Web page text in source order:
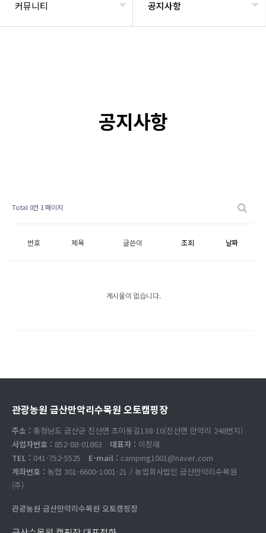
커뮤니티 공지사항
공지사항
Total 0건 1 페이지
번호 제목 글쓴이 조회 날짜
게시물이 없습니다.
관광농원 금산만악리수목원 오토캠핑장
주소 : 충청남도 금산군 진산면 초미동길138-10(진산면 만악리 248번지)
사업자번호 : 852-88-01863 대표자 : 이창래
TEL : 041-752-5525 E-mail : camping1001@naver.com
계좌번호 : 농협 301-6600-1001-21 / 농업회사법인 금산만악리수목원
(주)
관광농원 금산만악리수목원 오토캠핑장